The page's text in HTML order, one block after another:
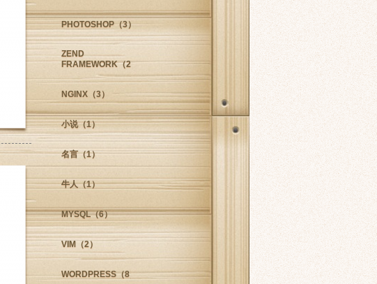
PHOTOSHOP（3）
ZEND
FRAMEWORK（2）
NGINX （3）
小说（1）
名言（1）
牛人（1）
MYSQL（6）
VIM （2）
WORDPRESS（8）